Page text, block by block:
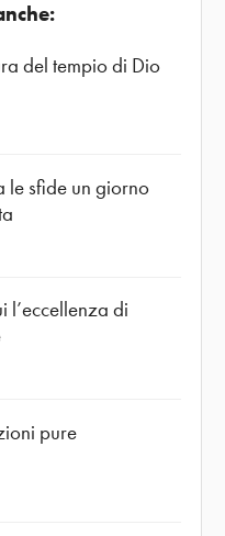
del tempio di Dio
le sfide un giorno
l’eccellenza di
pure